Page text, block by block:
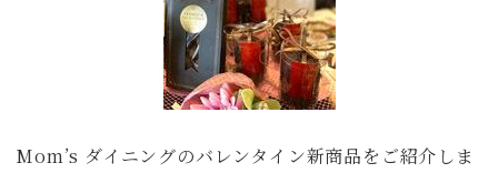
Mom’s ダイニングのバレンタイン新商品をご紹介しま